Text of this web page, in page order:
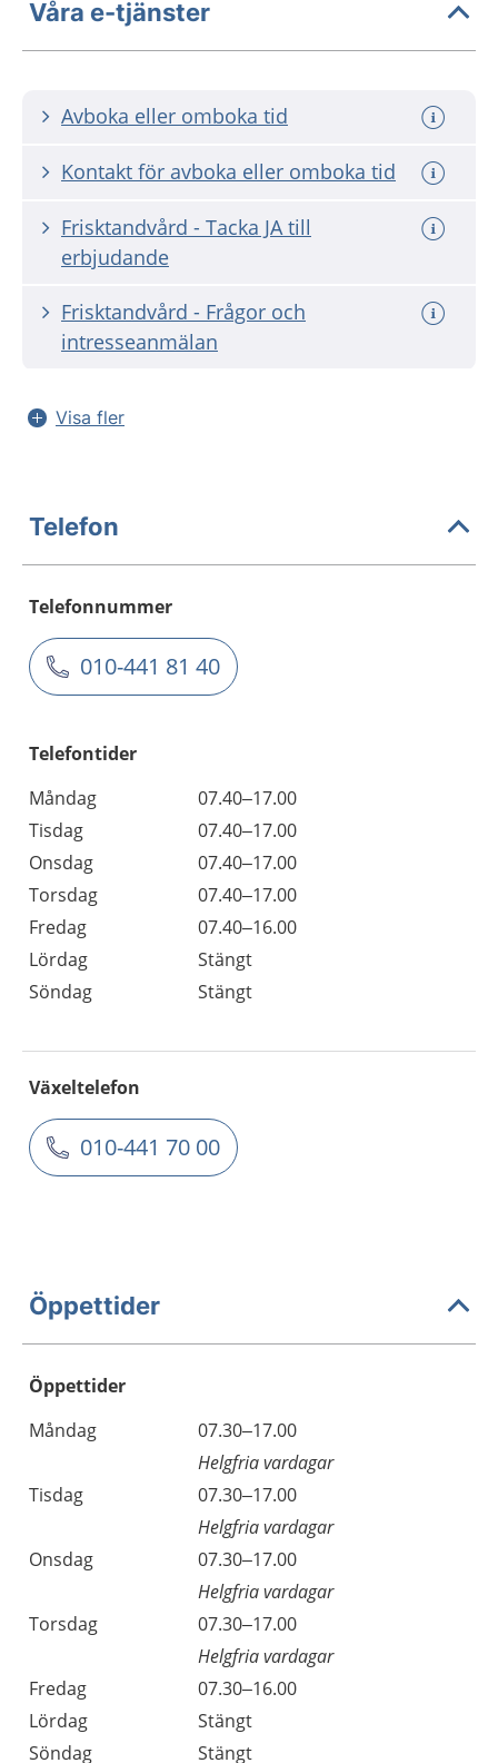
Våra e-tjänster
Avboka eller omboka tid
Kontakt för avboka eller omboka tid
Frisktandvård - Tacka JA till
erbjudande
Frisktandvård - Frågor och
intresseanmälan
Visa fler
Telefon
Telefonnummer
010-441 81 40
Telefontider
Måndag
07.40–17.00
Tisdag
07.40–17.00
Onsdag
07.40–17.00
Torsdag
07.40–17.00
Fredag
07.40–16.00
Lördag
Stängt
Söndag
Stängt
Växeltelefon
010-441 70 00
Öppettider
Öppettider
Dag
Öppettider
Kommentarer
Måndag
07.30–17.00
Helgfria vardagar
Tisdag
07.30–17.00
Helgfria vardagar
Onsdag
07.30–17.00
Helgfria vardagar
Torsdag
07.30–17.00
Helgfria vardagar
Fredag
07.30–16.00
Lördag
Stängt
Söndag
Stängt